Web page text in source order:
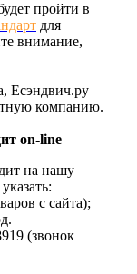
пройти в
для
внимание,
Есэндвич.ру
компанию.
on-line
на нашу
с сайта);
(звонок